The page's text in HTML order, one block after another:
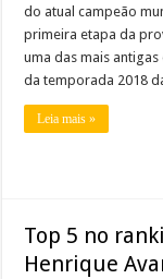
do atual campeão
primeira etapa da
uma das mais
da temporada 2018
Leia mais »
Top 5 no
Henrique